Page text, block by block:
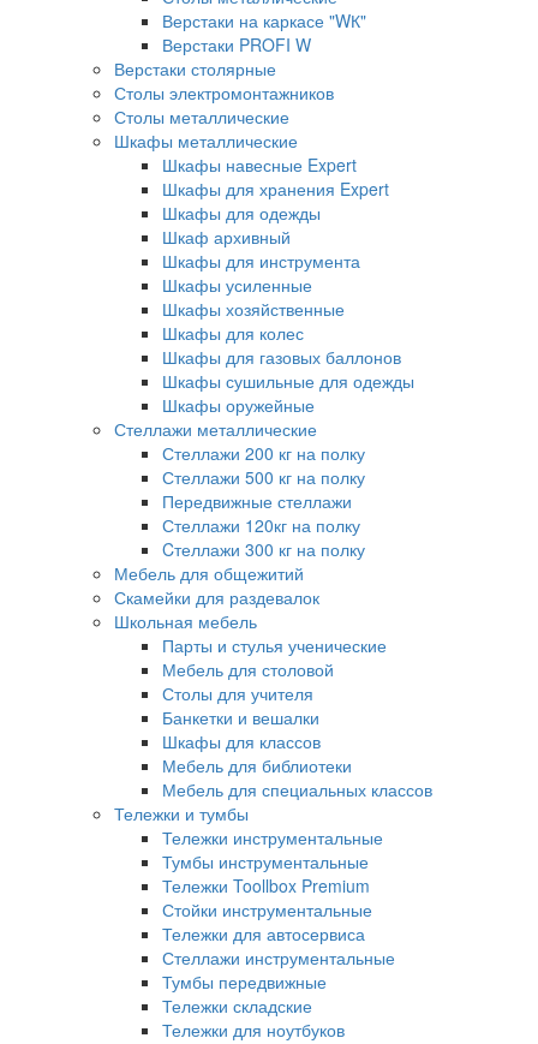
Верстаки на каркасе "WК"
Верстаки PROFI W
Верстаки столярные
Столы электромонтажников
Столы металлические
Шкафы металлические
Шкафы навесные Expert
Шкафы для хранения Expert
Шкафы для одежды
Шкаф архивный
Шкафы для инструмента
Шкафы усиленные
Шкафы хозяйственные
Шкафы для колес
Шкафы для газовых баллонов
Шкафы сушильные для одежды
Шкафы оружейные
Стеллажи металлические
Стеллажи 200 кг на полку
Стеллажи 500 кг на полку
Передвижные стеллажи
Стеллажи 120кг на полку
Cтеллажи 300 кг на полку
Мебель для общежитий
Скамейки для раздевалок
Школьная мебель
Парты и стулья ученические
Мебель для столовой
Столы для учителя
Банкетки и вешалки
Шкафы для классов
Мебель для библиотеки
Мебель для специальных классов
Тележки и тумбы
Тележки инструментальные
Тумбы инструментальные
Тележки Toollbox Premium
Стойки инструментальные
Тележки для автосервиса
Стеллажи инструментальные
Тумбы передвижные
Тележки складские
Тележки для ноутбуков